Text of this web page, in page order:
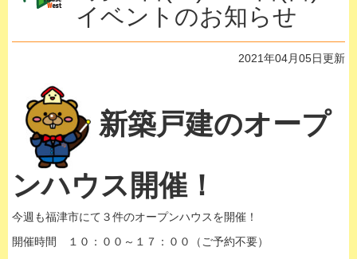
イベントのお知らせ
2021年04月05日更新
新築戸建のオープ
ンハウス開催！
今週も福津市にて３件のオープンハウスを開催！
開催時間 １０：００～１７：００（ご予約不要）